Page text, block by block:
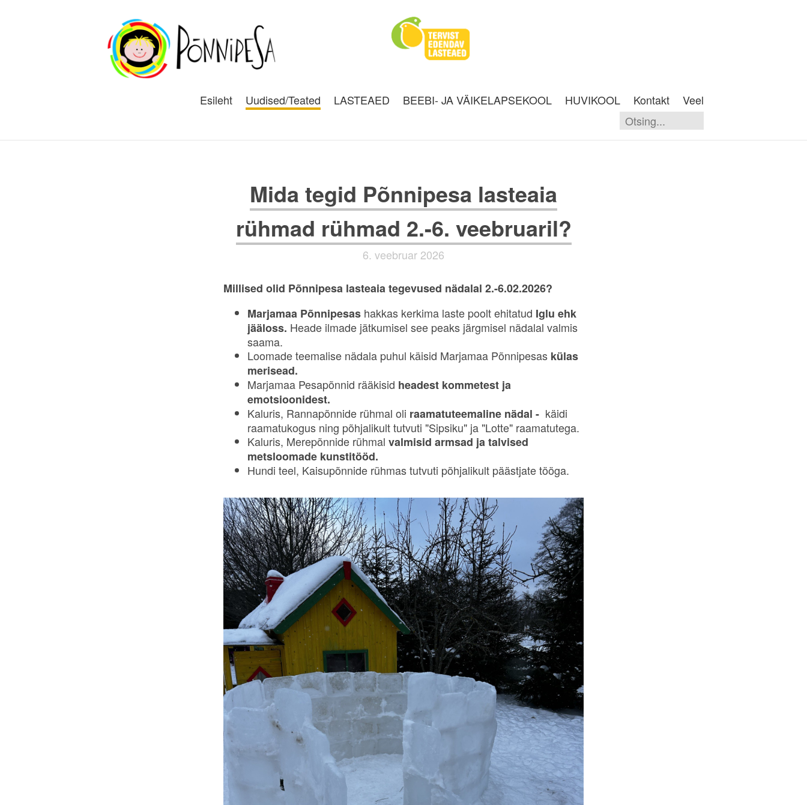
Esileht Uudised/Teated LASTEAED BEEBI- JA VÄIKELAPSEKOOL HUVIKOOL Kontakt Veel
Mida tegid Põnnipesa lasteaia
rühmad rühmad 2.-6. veebruaril?
6. veebruar 2026
Millised olid Põnnipesa lasteaia tegevused nädalal 2.-6.02.2026?
Marjamaa Põnnipesas hakkas kerkima laste poolt ehitatud Iglu ehk
jääloss. Heade ilmade jätkumisel see peaks järgmisel nädalal valmis
saama.
Loomade teemalise nädala puhul käisid Marjamaa Põnnipesas külas
merisead.
Marjamaa Pesapõnnid rääkisid headest kommetest ja
emotsioonidest.
Kaluris, Rannapõnnide rühmal oli raamatuteemaline nädal - käidi
raamatukogus ning põhjalikult tutvuti "Sipsiku" ja "Lotte" raamatutega.
Kaluris, Merepõnnide rühmal valmisid armsad ja talvised
metsloomade kunstitööd.
Hundi teel, Kaisupõnnide rühmas tutvuti põhjalikult päästjate tööga.